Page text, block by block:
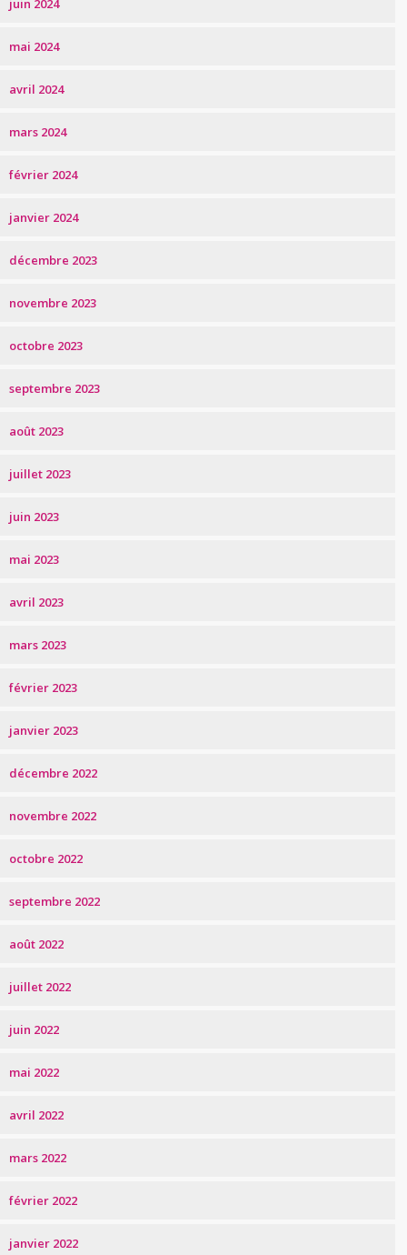
juin 2024
mai 2024
avril 2024
mars 2024
février 2024
janvier 2024
décembre 2023
novembre 2023
octobre 2023
septembre 2023
août 2023
juillet 2023
juin 2023
mai 2023
avril 2023
mars 2023
février 2023
janvier 2023
décembre 2022
novembre 2022
octobre 2022
septembre 2022
août 2022
juillet 2022
juin 2022
mai 2022
avril 2022
mars 2022
février 2022
janvier 2022